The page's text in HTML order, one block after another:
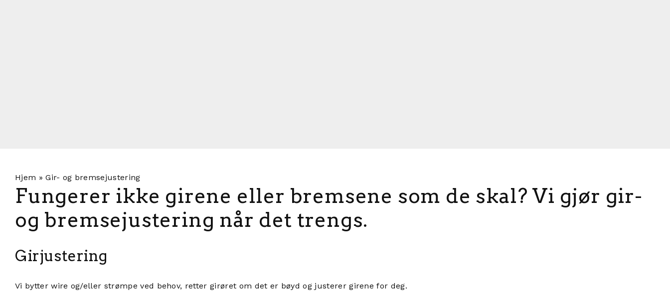
Hjem »Gir- og bremsejustering
Fungerer ikke girene eller bremsene som de skal? Vi gjør gir-
og bremsejustering når det trengs.
Girjustering
Vi bytter wire og/eller strømpe ved behov, retter girøret om det er bøyd og justerer girene for deg.